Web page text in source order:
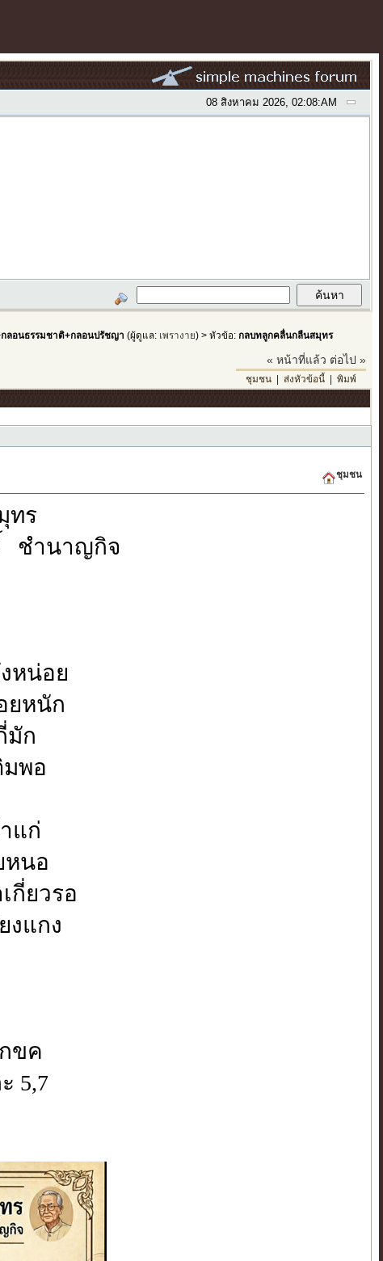
08 สิงหาคม 2026, 02:08:AM
ลอนธรรมชาติ+กลอนปรัชญา (ผู้ดูแล: เพรางาย) > หัวข้อ:กลบทลูกคลื่นกลืนสมุทร
« หน้าที่แล้ว ต่อไป »
ชุมชน| ส่งหัวข้อนี้| พิมพ์
ชุมชน
ทร
ชำนาญกิจ
หน่อย
ยหนัก
มัก
พอ
แก่
หนอ
กี่ยวรอ
งแกง
ขค
5,7